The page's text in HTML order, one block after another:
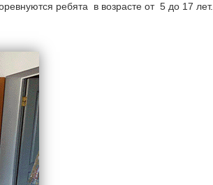
ребята в возрасте от 5 до 17 лет.